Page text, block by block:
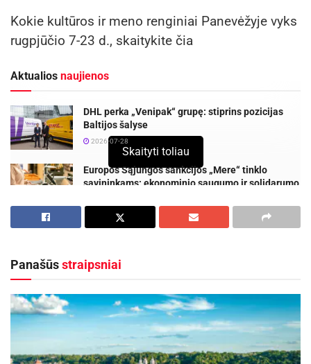
Kokie kultūros ir meno renginiai Panevėžyje vyks
rugpjūčio 7-23 d., skaitykite čia
Aktualios naujienos
DHL perka „Venipak“ grupę: stiprins pozicijas
Baltijos šalyse
2026-07-28
Europos Sąjungos sankcijos „Mere“ tinklo
savininkams: ekonominio saugumo ir solidarumo
2026-07-25
Skaityti toliau
Panašūsstraipsniai